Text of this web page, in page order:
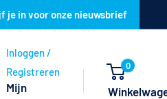
je in voor onze nieuwsbrief
Inloggen /
Registreren
Mijn
0